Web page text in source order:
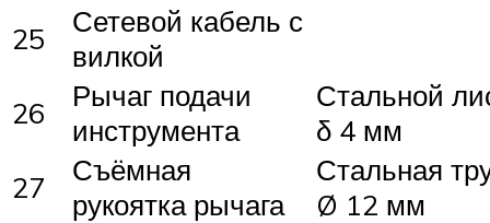
25
Сетевой кабель с
вилкой
26
Рычаг подачи
инструмента
Стальной
δ 4 мм
27
Съёмная
рукоятка рычага
Стальная
Ø 12 мм